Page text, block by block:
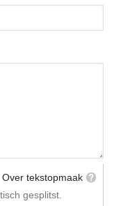
Over tekstopmaak
gesplitst.